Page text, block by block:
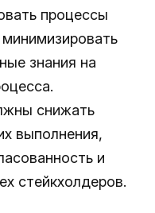
процессы
знания на
снижать
выполнения,
и
стейкхолдеров.